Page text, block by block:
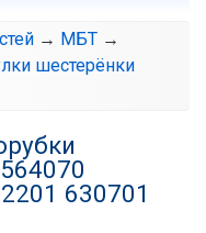
→ МБТ →
шестерёнки
630701